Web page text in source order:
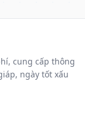
cung cấp thông
ngày tốt xấu